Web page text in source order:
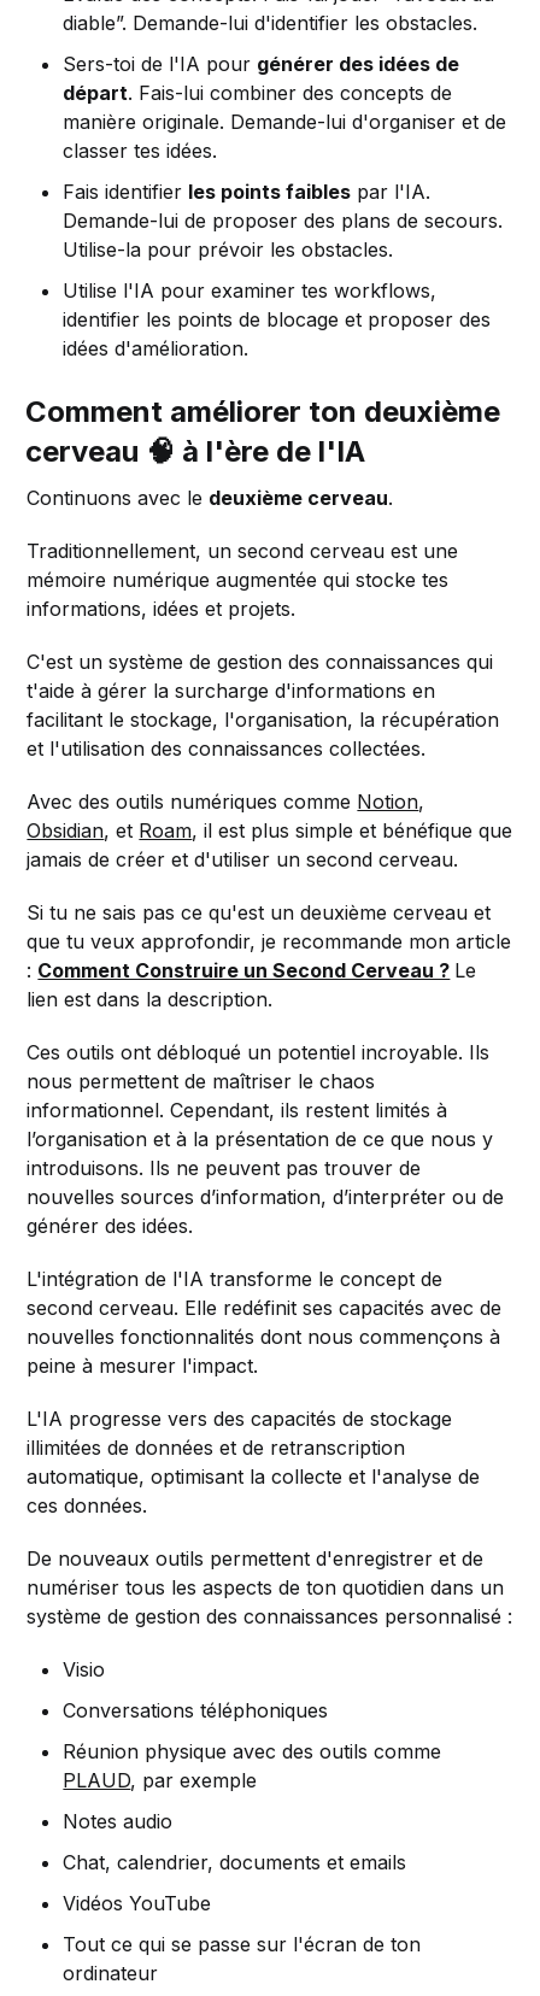
diable”. Demande-lui d'identifier les obstacles.
Sers-toi de l'IA pour générer des idées de
départ. Fais-lui combiner des concepts de
manière originale. Demande-lui d'organiser et de
classer tes idées.
Fais identifier les points faibles par l'IA.
Demande-lui de proposer des plans de secours.
Utilise-la pour prévoir les obstacles.
Utilise l'IA pour examiner tes workflows,
identifier les points de blocage et proposer des
idées d'amélioration.
Comment améliorer ton deuxième
cerveau 🧠 à l'ère de l'IA
Continuons avec le deuxième cerveau.
Traditionnellement, un second cerveau est une
mémoire numérique augmentée qui stocke tes
informations, idées et projets.
C'est un système de gestion des connaissances qui
t'aide à gérer la surcharge d'informations en
facilitant le stockage, l'organisation, la récupération
et l'utilisation des connaissances collectées.
Avec des outils numériques comme Notion,
Obsidian, et Roam, il est plus simple et bénéfique que
jamais de créer et d'utiliser un second cerveau.
Si tu ne sais pas ce qu'est un deuxième cerveau et
que tu veux approfondir, je recommande mon article
: Comment Construire un Second Cerveau ? Le
lien est dans la description.
Ces outils ont débloqué un potentiel incroyable. Ils
nous permettent de maîtriser le chaos
informationnel. Cependant, ils restent limités à
l’organisation et à la présentation de ce que nous y
introduisons. Ils ne peuvent pas trouver de
nouvelles sources d’information, d’interpréter ou de
générer des idées.
L'intégration de l'IA transforme le concept de
second cerveau. Elle redéfinit ses capacités avec de
nouvelles fonctionnalités dont nous commençons à
peine à mesurer l'impact.
L'IA progresse vers des capacités de stockage
illimitées de données et de retranscription
automatique, optimisant la collecte et l'analyse de
ces données.
De nouveaux outils permettent d'enregistrer et de
numériser tous les aspects de ton quotidien dans un
système de gestion des connaissances personnalisé :
Visio
Conversations téléphoniques
Réunion physique avec des outils comme
PLAUD, par exemple
Notes audio
Chat, calendrier, documents et emails
Vidéos YouTube
Tout ce qui se passe sur l'écran de ton
ordinateur